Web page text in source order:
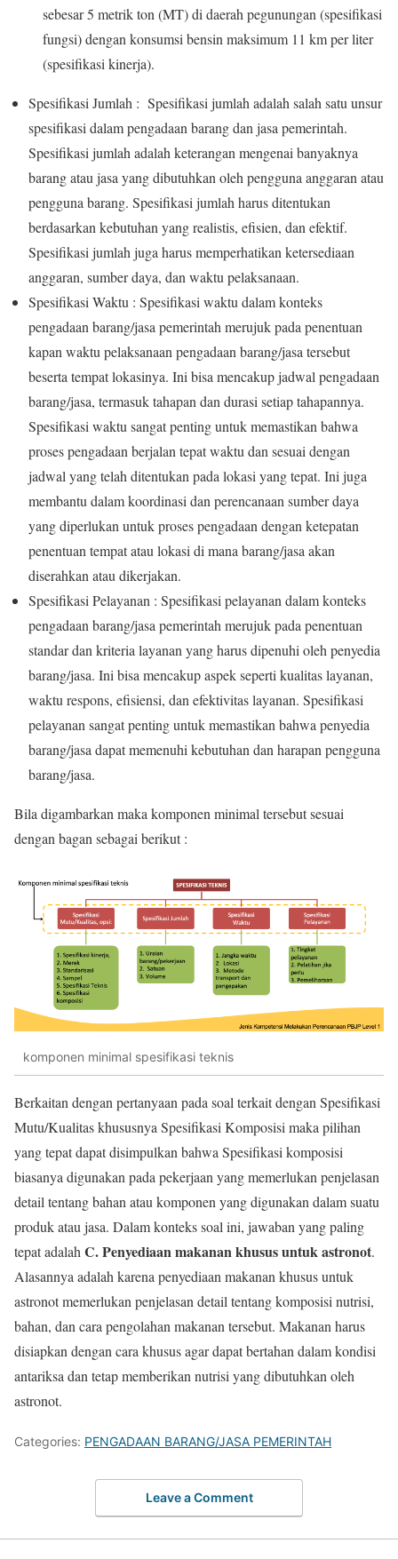
sebesar 5 metrik ton (MT) di daerah pegunungan (spesifikasi
fungsi) dengan konsumsi bensin maksimum 11 km per liter
(spesifikasi kinerja).
Spesifikasi Jumlah : Spesifikasi jumlah adalah salah satu unsur
spesifikasi dalam pengadaan barang dan jasa pemerintah.
Spesifikasi jumlah adalah keterangan mengenai banyaknya
barang atau jasa yang dibutuhkan oleh pengguna anggaran atau
pengguna barang. Spesifikasi jumlah harus ditentukan
berdasarkan kebutuhan yang realistis, efisien, dan efektif.
Spesifikasi jumlah juga harus memperhatikan ketersediaan
anggaran, sumber daya, dan waktu pelaksanaan.
Spesifikasi Waktu : Spesifikasi waktu dalam konteks
pengadaan barang/jasa pemerintah merujuk pada penentuan
kapan waktu pelaksanaan pengadaan barang/jasa tersebut
beserta tempat lokasinya. Ini bisa mencakup jadwal pengadaan
barang/jasa, termasuk tahapan dan durasi setiap tahapannya.
Spesifikasi waktu sangat penting untuk memastikan bahwa
proses pengadaan berjalan tepat waktu dan sesuai dengan
jadwal yang telah ditentukan pada lokasi yang tepat. Ini juga
membantu dalam koordinasi dan perencanaan sumber daya
yang diperlukan untuk proses pengadaan dengan ketepatan
penentuan tempat atau lokasi di mana barang/jasa akan
diserahkan atau dikerjakan.
Spesifikasi Pelayanan : Spesifikasi pelayanan dalam konteks
pengadaan barang/jasa pemerintah merujuk pada penentuan
standar dan kriteria layanan yang harus dipenuhi oleh penyedia
barang/jasa. Ini bisa mencakup aspek seperti kualitas layanan,
waktu respons, efisiensi, dan efektivitas layanan. Spesifikasi
pelayanan sangat penting untuk memastikan bahwa penyedia
barang/jasa dapat memenuhi kebutuhan dan harapan pengguna
barang/jasa.
Bila digambarkan maka komponen minimal tersebut sesuai
dengan bagan sebagai berikut :
komponen minimal spesifikasi teknis
Berkaitan dengan pertanyaan pada soal terkait dengan Spesifikasi
Mutu/Kualitas khususnya Spesifikasi Komposisi maka pilihan
yang tepat dapat disimpulkan bahwa Spesifikasi komposisi
biasanya digunakan pada pekerjaan yang memerlukan penjelasan
detail tentang bahan atau komponen yang digunakan dalam suatu
produk atau jasa. Dalam konteks soal ini, jawaban yang paling
tepat adalahC. Penyediaan makanan khusus untuk astronot.
Alasannya adalah karena penyediaan makanan khusus untuk
astronot memerlukan penjelasan detail tentang komposisi nutrisi,
bahan, dan cara pengolahan makanan tersebut. Makanan harus
disiapkan dengan cara khusus agar dapat bertahan dalam kondisi
antariksa dan tetap memberikan nutrisi yang dibutuhkan oleh
astronot.
Categories: PENGADAAN BARANG/JASA PEMERINTAH
Leave a Comment